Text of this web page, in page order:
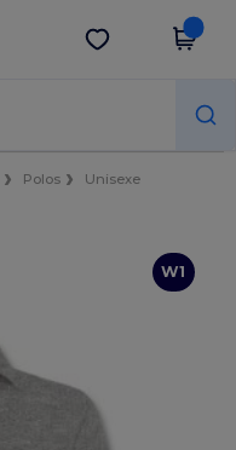
Obtenir l'appli
Polos
Unisexe
W1